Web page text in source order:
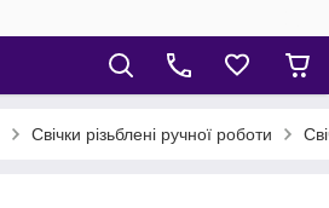
Свічки різьблені ручної роботи